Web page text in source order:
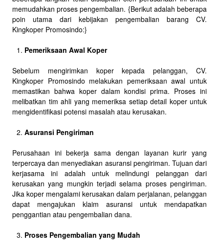
memudahkan proses pengembalian. {Berikut adalah beberapa
poin utama dari kebijakan pengembalian barang CV.
Kingkoper Promosindo:}
Pemeriksaan Awal Koper
Sebelum mengirimkan koper kepada pelanggan, CV.
Kingkoper Promosindo melakukan pemeriksaan awal untuk
memastikan bahwa koper dalam kondisi prima. Proses ini
melibatkan tim ahli yang memeriksa setiap detail koper untuk
mengidentifikasi potensi masalah atau kerusakan.
Asuransi Pengiriman
Perusahaan ini bekerja sama dengan layanan kurir yang
terpercaya dan menyediakan asuransi pengiriman. Tujuan dari
kerjasama ini adalah untuk melindungi pelanggan dari
kerusakan yang mungkin terjadi selama proses pengiriman.
Jika koper mengalami kerusakan dalam perjalanan, pelanggan
dapat mengajukan klaim asuransi untuk mendapatkan
penggantian atau pengembalian dana.
Proses Pengembalian yang Mudah